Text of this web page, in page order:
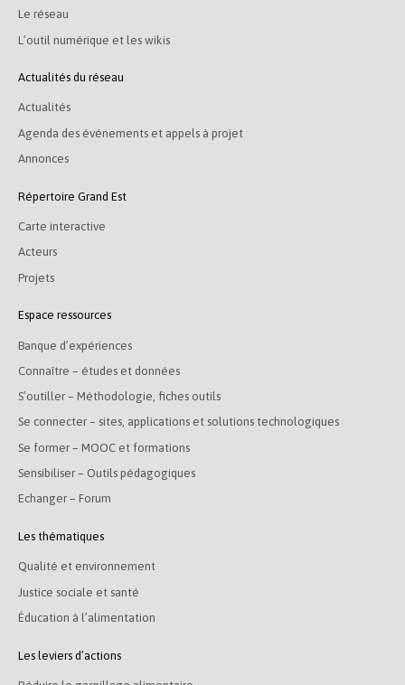
Le réseau
L’outil numérique et les wikis
Actualités du réseau
Actualités
Agenda des événements et appels à projet
Annonces
Répertoire Grand Est
Carte interactive
Acteurs
Projets
Espace ressources
Banque d’expériences
Connaître – études et données
S’outiller – Méthodologie, fiches outils
Se connecter – sites, applications et solutions technologiques
Se former – MOOC et formations
Sensibiliser – Outils pédagogiques
Echanger – Forum
Les thématiques
Qualité et environnement
Justice sociale et santé
Éducation à l’alimentation
Les leviers d’actions